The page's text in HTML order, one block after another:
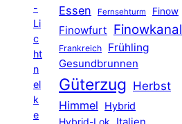
-
Li
c
ht
n
el
k
e
Essen Fernsehturm Finow
Finowfurt Finowkanal
Frankreich Frühling
Gesundbrunnen
Güterzug Herbst
Himmel
Hybrid